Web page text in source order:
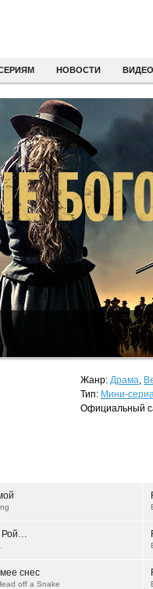
НОВОСТИ ВИДЕО
Жанр: Драма,
Тип: Мини-
Официальный
Рой…
снес
off a Snake